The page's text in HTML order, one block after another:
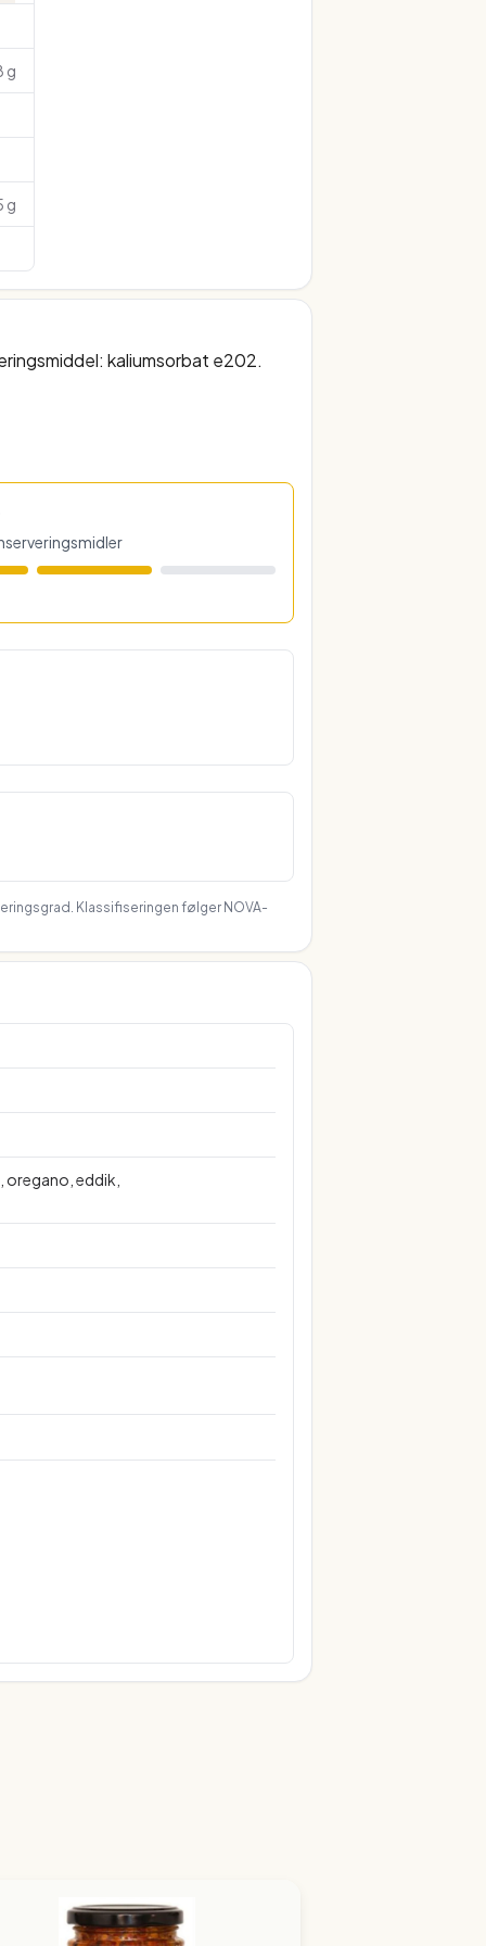
g
g
kaliumsorbat e202.
Klassifiseringen følger NOVA-
oregano, eddik,